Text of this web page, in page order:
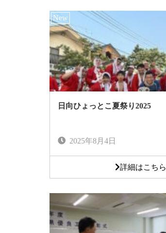
日向ひょっとこ夏祭り2025
2025年8月4日
詳細はこちら